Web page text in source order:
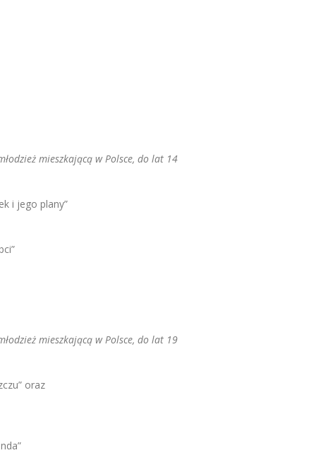
mieszkającą w Polsce, do lat 14
i jego plany”
mieszkającą w Polsce, do lat 19
oraz